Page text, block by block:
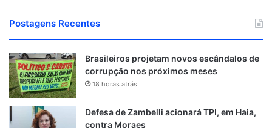
Postagens Recentes
Brasileiros projetam novos escândalos de
corrupção nos próximos meses
18 horas atrás
Defesa de Zambelli acionará TPI, em Haia,
contra Moraes